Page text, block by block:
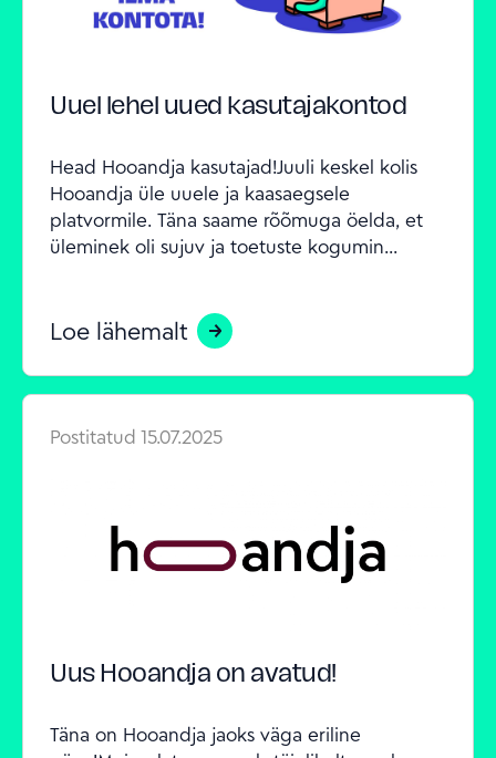
Uuel lehel uued kasutajakontod
Head Hooandja kasutajad!Juuli keskel kolis
Hooandja üle uuele ja kaasaegsele
platvormile. Täna saame rõõmuga öelda, et
üleminek oli sujuv ja toetuste kogumin...
Loe lähemalt
Postitatud 15.07.2025
Uus Hooandja on avatud!
Täna on Hooandja jaoks väga eriline